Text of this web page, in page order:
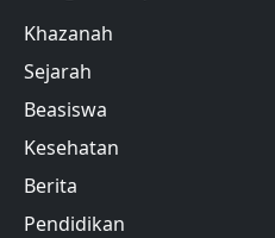
Khazanah
Sejarah
Beasiswa
Kesehatan
Berita
Pendidikan